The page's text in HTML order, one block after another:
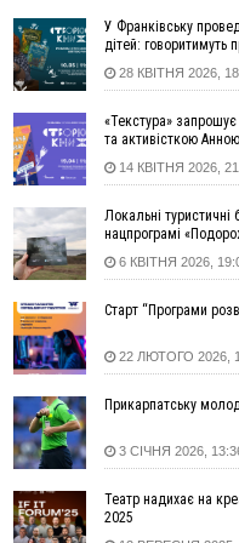
Які спеціальності
16:43
Зарплати на
середньої по Україні
був повторно
15:54
Прикарпатець прийшов
гранату, бо йому не
14:59
У Болгарії
наркотики для
14:47
Стефанішина отримала
14:02
«Пілот з Лондона»
майже 64 тисячі
13:13
У четвер на
13:00
На Снятинщині
у полі невідому
12:29
У МОЗ змінили підхід
роботи стаціонарів
12:07
На межі Прикарпаття і
У Франківську
дітей: говоритимуть
28 КВІТНЯ 2026,
«Текстура» запрошує
та активісткою
14 КВІТНЯ 2026,
Локальні
нацпрограмі
6 КВІТНЯ 2026,
Старт “Програми
22 ЛЮТОГО 2026,
Прикарпатську
3 СІЧНЯ 2026,
Театр надихає на
2025